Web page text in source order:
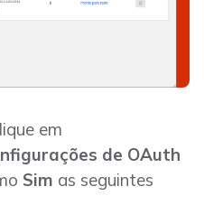
em
de OAuth
Sim as seguintes